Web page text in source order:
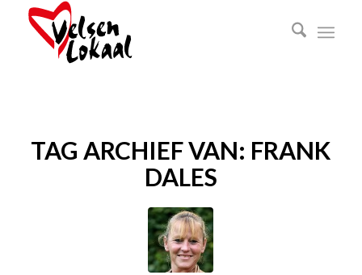
TAG ARCHIEF VAN: FRANK
DALES